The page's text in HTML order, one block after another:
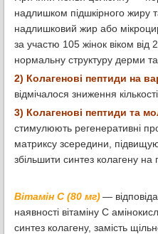
надлишком підшкірного жиру
надлишковий жир або
за участю 105 жінок віком
нормальну структуру дерми
2) Колагенові пептиди на
відмічалося зниження
3) Колагенові пептиди та
стимулюють регенеративні
матриксу зсередини,
збільшити синтез колагену на
Вітамін С (80 мг)—
наявності вітаміну С
синтез колагену, замість